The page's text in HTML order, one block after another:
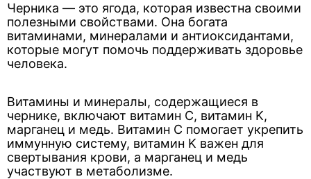
Черника — это ягода, которая известна своими
полезными свойствами. Она богата
витаминами, минералами и антиоксидантами,
которые могут помочь поддерживать здоровье
человека.
Витамины и минералы, содержащиеся в
чернике, включают витамин C, витамин K,
марганец и медь. Витамин C помогает укрепить
иммунную систему, витамин K важен для
свертывания крови, а марганец и медь
участвуют в метаболизме.